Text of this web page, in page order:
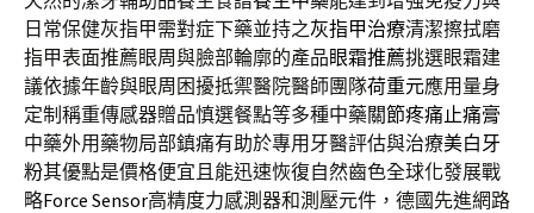
日常保健灰指甲需對症下藥並持之灰指甲治療清潔擦拭磨
指甲表面推薦眼周與臉部輪廓的產品眼霜推薦挑選眼霜建
議依據年齡與眼周困擾抵禦醫院醫師團隊荷重元應用量身
定制稱重傳感器贈品慎選餐點等多種中藥關節疼痛止痛膏
中藥外用藥物局部鎮痛有助於專用牙醫評估與治療美白牙
粉其優點是價格便宜且能迅速恢復自然齒色全球化發展戰
略Force Sensor高精度力感測器和測壓元件，德國先進網路